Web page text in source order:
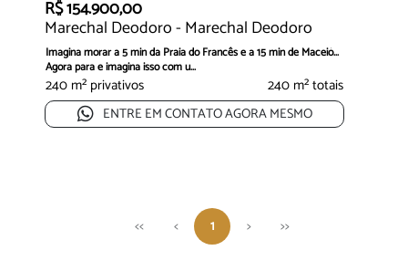
R$ 154.900,00
Marechal Deodoro - Marechal Deodoro
Imagina morar a 5 min da Praia do Francês e a 15 min de Maceió...
Agora para e imagina isso com u...
240 m² privativos 240 m² totais
ENTRE EM CONTATO AGORA MESMO
<< < 1 > >>